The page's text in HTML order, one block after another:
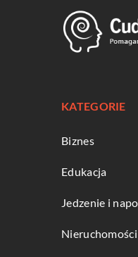
KATEGORIE
Biznes
Edukacja
Jedzenie i
Nieruchomości